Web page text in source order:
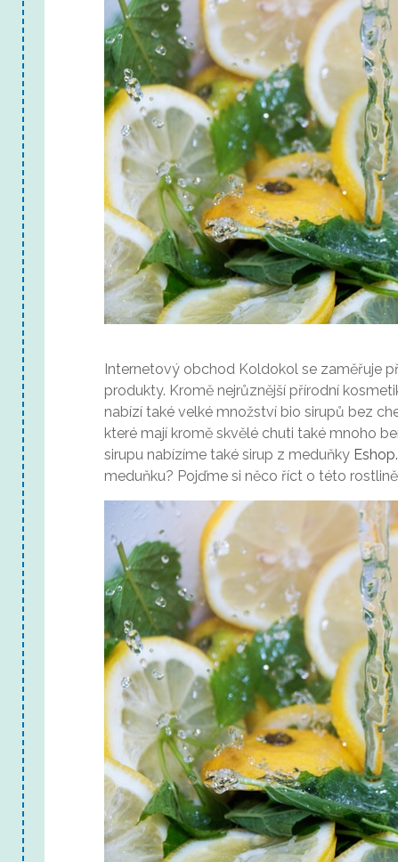
Internetový obchod Koldokol se zaměřuje
produkty. Kromě nejrůznější přírodní
nabízí také velké množství bio sirupů bez
které mají kromě skvělé chuti také mnoho
sirupu nabízíme také sirup z meduňky
meduňku? Pojďme si něco říct o této